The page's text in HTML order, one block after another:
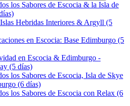
los Sabores de Escocia & la Isla de
Hebridas Interiores & Argyll (5
en Escocia: Base Edimburgo (5
en Escocia & Edimburgo -
(5 días)
los Sabores de Escocia, Isla de Skye
(6 días)
los Sabores de Escocia con Relax (6